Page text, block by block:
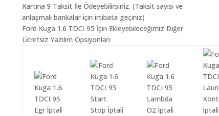
Kartına 9 Taksit İle Ödeyebilirsiniz. (Taksit sayısı ve
anlaşmalı bankalar için irtibata geçiniz)
Ford Kuga 1.6 TDCI 95 İçin Ekleyebileceğimiz Diğer
Ücretsiz Yazılım Opsiyonları